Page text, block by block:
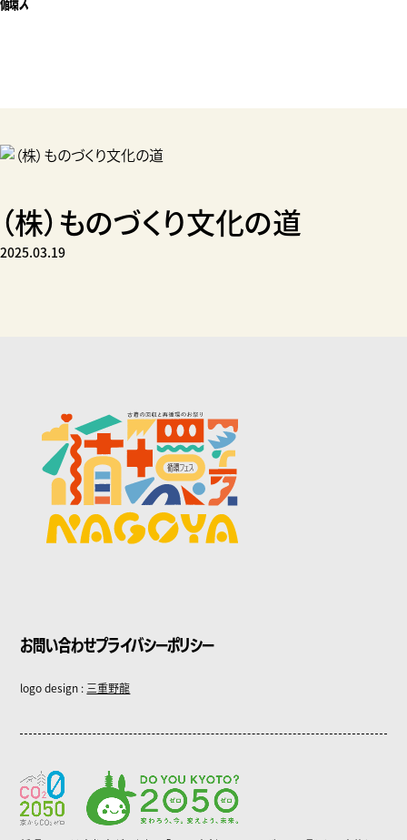
（株）ものづくり文化の道
2025.03.19
お問い合わせプライバシーポリシー
logo design : 三重野龍